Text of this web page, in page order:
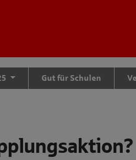
Gut für Schulen